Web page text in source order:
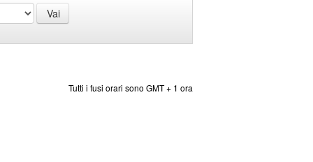
Tutti i fusi orari sono GMT + 1 ora